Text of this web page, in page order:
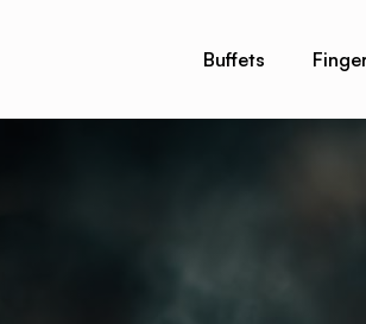
Buffets